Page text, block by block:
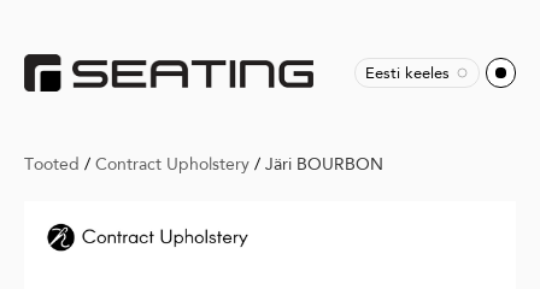
Eesti keeles
Tooted / Contract Upholstery / Järi BOURBON